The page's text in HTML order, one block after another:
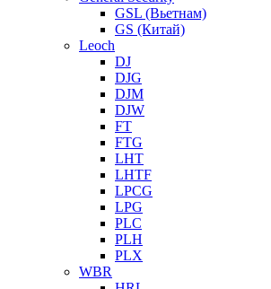
GSL (Вьетнам)
GS (Китай)
Leoch
DJ
DJG
DJM
DJW
FT
FTG
LHT
LHTF
LPCG
LPG
PLC
PLH
PLX
WBR